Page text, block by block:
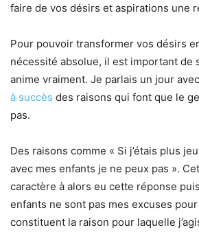
faire de vos désirs et aspirations une
Pour pouvoir transformer vos désirs
nécessité absolue, il est important de
anime vraiment. Je parlais un jour
à succès des raisons qui font que le
pas.
Des raisons comme « Si j’étais plus
avec mes enfants je ne peux pas ».
caractère à alors eu cette réponse
enfants ne sont pas mes excuses
constituent la raison pour laquelle